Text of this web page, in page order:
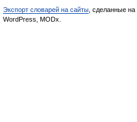
Экспорт словарей на сайты , сделанные на
WordPress, MODx.